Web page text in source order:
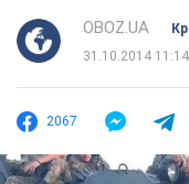
OBOZ.UA
31.10.2014 11:14
2067